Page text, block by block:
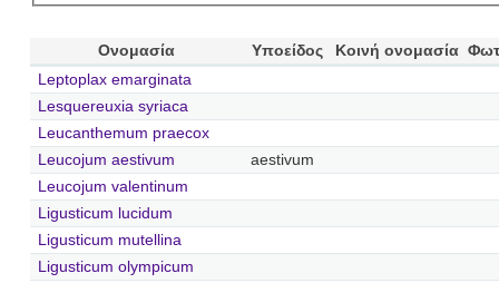
Ονομασία Υποείδος Κοινή ονομασία
Leptoplax emarginata
Lesquereuxia syriaca
Leucanthemum praecox
Leucojum aestivum
aestivum
Leucojum valentinum
Ligusticum lucidum
Ligusticum mutellina
Ligusticum olympicum